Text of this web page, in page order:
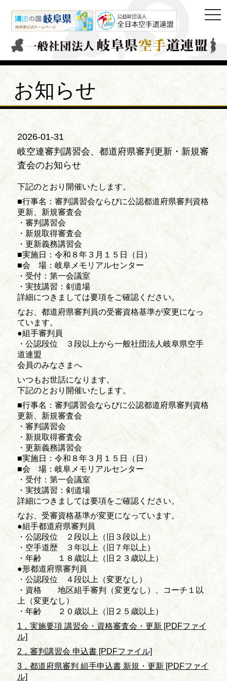
お知らせ
2026-01-31
岐空連審判講習会、都道府県審判更新・新規審
査会のお知らせ
下記のとおり開催いたします。
■行事名：審判講習会ならびに公認都道府県審判資格
更新、新規審査会
・審判講習会
・新規取得審査会
・更新義務講習会
■実施日：令和８年３月１５日（日）
■会 場：岐阜メモリアルセンター
・受付：第一会議室
・実技講習：剣道場
詳細につきましては要項をご確認ください。
なお、都道府県審判員の受審資格基準が変更になっ
ています。
●組手審判員
・公認段位 ３段以上から一般社団法人岐阜県空手
道連盟
会員のみなさまへ
いつもお世話になります。
下記のとおり開催いたします。
■行事名：審判講習会ならびに公認都道府県審判資格
更新、新規審査会
・審判講習会
・新規取得審査会
・更新義務講習会
■実施日：令和８年３月１５日（日）
■会 場：岐阜メモリアルセンター
・受付：第一会議室
・実技講習：剣道場
詳細につきましては要項をご確認ください。
なお、受審資格基準が変更になっています。
●組手都道府県審判員
・公認段位 ２段以上（旧３段以上）
・空手道歴 ３年以上（旧７年以上）
・年齢 １８歳以上（旧２３歳以上）
●形都道府県審判員
・公認段位 ４段以上（変更なし）
・資格 地区組手審判（変更なし）、コーチ１以
上（変更なし）
・年齢 ２０歳以上（旧２５歳以上）
1，実施要項 講習会・資格審査会・更新 [PDFファイ
ル]
2，審判講習会 申込書 [PDFファイル]
3，都道府県審判 組手申込書 新規・更新 [PDFファイ
ル]